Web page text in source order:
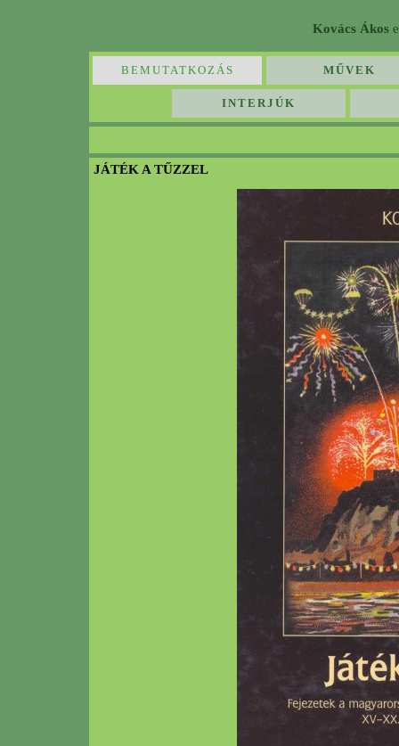
Kovács Ákos
BEMUTATKOZÁS MŰVEK
INTERJÚK
JÁTÉK A TŰZZEL